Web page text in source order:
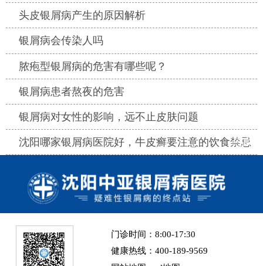
头皮银屑病产生的原因解析
银屑病会传染人吗
脓疱型银屑病的危害有哪些呢？
银屑病患者熬夜的危害
银屑病对女性的影响，远不止皮肤问题
沈阳哪家银屑病医院好，牛皮癣要注意的饮食禁忌
热点
门诊时间：8:00-17:30
健康热线：400-189-9569